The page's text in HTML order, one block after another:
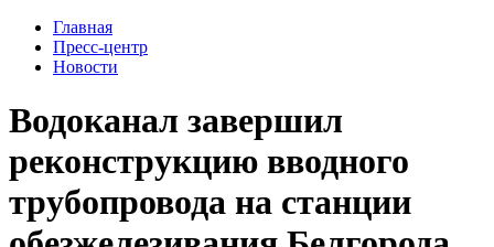
Главная
Пресс-центр
Новости
Водоканал завершил
реконструкцию вводного
трубопровода на станции